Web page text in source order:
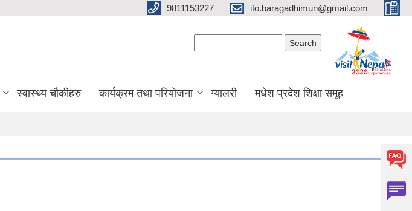
9811153227 ito.baragadhimun@gmail.com
स्वास्थ्य चौकीहरु कार्यक्रम तथा परियोजना ग्यालरी मधेश प्रदेश शिक्षा समूह